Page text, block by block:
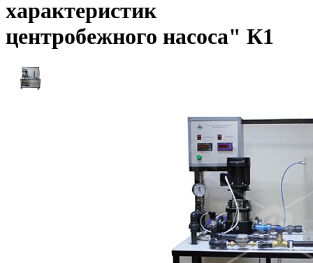
характеристик
центробежного насоса" К1